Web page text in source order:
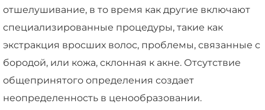
отшелушивание, в то время как другие включают
специализированные процедуры, такие как
экстракция вросших волос, проблемы, связанные с
бородой, или кожа, склонная к акне. Отсутствие
общепринятого определения создает
неопределенность в ценообразовании.